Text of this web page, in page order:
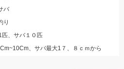
バ
り
匹、サバ１０匹
、サバ最大1７、８ｃｍから